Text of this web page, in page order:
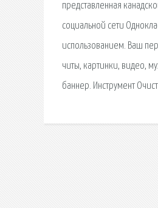
представленная
социальной сети
использованием. Ваш
читы, картинки, видео,
баннер. Инструмент